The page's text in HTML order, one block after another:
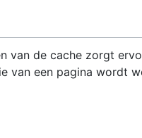
van de cache zorgt
van een pagina wordt